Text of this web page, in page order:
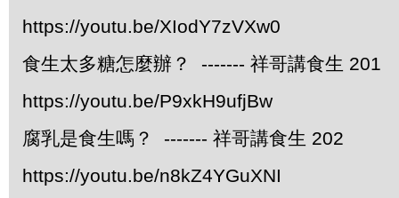
https://youtu.be/XIodY7zVXw0
食生太多糖怎麼辦？ ------- 祥哥講食生 201
https://youtu.be/P9xkH9ufjBw
腐乳是食生嗎？ ------- 祥哥講食生 202
https://youtu.be/n8kZ4YGuXNI